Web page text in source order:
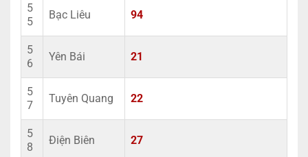
5
5
Bạc Liêu 94
5
6
Yên Bái 21
5
7
Tuyên Quang 22
5
8
Điện Biên 27